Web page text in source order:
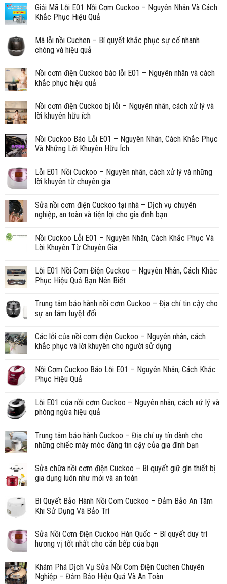
Giải Mã Lỗi E01 Nồi Cơm Cuckoo – Nguyên Nhân Và Cách
Khắc Phục Hiệu Quả
Mã lỗi nồi Cuchen – Bí quyết khắc phục sự cố nhanh
chóng và hiệu quả
Nồi cơm điện Cuckoo báo lỗi E01 – Nguyên nhân và cách
khắc phục hiệu quả
Nồi cơm điện Cuckoo bị lỗi – Nguyên nhân, cách xử lý và
lời khuyên hữu ích
Nồi Cuckoo Báo Lỗi E01 – Nguyên Nhân, Cách Khắc Phục
Và Những Lời Khuyên Hữu Ích
Lỗi E01 Nồi Cuckoo – Nguyên nhân, cách xử lý và những
lời khuyên từ chuyên gia
Sửa nồi cơm điện Cuckoo tại nhà – Dịch vụ chuyên
nghiệp, an toàn và tiện lợi cho gia đình bạn
Nồi Cuckoo Lỗi E01 – Nguyên Nhân, Cách Khắc Phục Và
Lời Khuyên Từ Chuyên Gia
Lỗi E01 Nồi Cơm Điện Cuckoo – Nguyên Nhân, Cách Khắc
Phục Hiệu Quả Bạn Nên Biết
Trung tâm bảo hành nồi cơm Cuckoo – Địa chỉ tin cậy cho
sự an tâm tuyệt đối
Các lỗi của nồi cơm điện Cuckoo – Nguyên nhân, cách
khắc phục và lời khuyên cho người sử dụng
Nồi Cơm Cuckoo Báo Lỗi E01 – Nguyên Nhân, Cách Khắc
Phục Hiệu Quả
Lỗi E01 của nồi cơm Cuckoo – Nguyên nhân, cách xử lý và
phòng ngừa hiệu quả
Trung tâm bảo hành Cuckoo – Địa chỉ uy tín dành cho
những chiếc máy móc đáng tin cậy của gia đình bạn
Sửa chữa nồi cơm điện Cuckoo – Bí quyết giữ gìn thiết bị
gia dụng luôn như mới và an toàn
Bí Quyết Bảo Hành Nồi Cơm Cuckoo – Đảm Bảo An Tâm
Khi Sử Dụng Và Bảo Trì
Sửa Nồi Cơm Điện Cuckoo Hàn Quốc – Bí quyết duy trì
hương vị tốt nhất cho căn bếp của bạn
Khám Phá Dịch Vụ Sửa Nồi Cơm Điện Cuchen Chuyên
Nghiệp – Đảm Bảo Hiệu Quả Và An Toàn